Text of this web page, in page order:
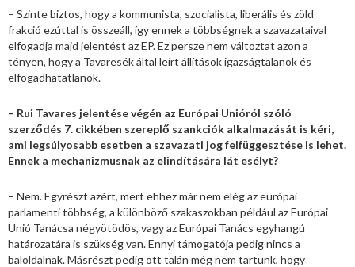
– Szinte biztos, hogy a kommunista, szocialista, liberális és zöld
frakció ezúttal is összeáll, így ennek a többségnek a szavazataival
elfogadja majd jelentést az EP. Ez persze nem változtat azon a
tényen, hogy a Tavaresék által leírt állítások igazságtalanok és
elfogadhatatlanok.
– Rui Tavares jelentése végén az Európai Unióról szóló
szerződés 7. cikkében szereplő szankciók alkalmazását is kéri,
ami legsúlyosabb esetben a szavazati jog felfüggesztése is lehet.
Ennek a mechanizmusnak az elindítására lát esélyt?
– Nem. Egyrészt azért, mert ehhez már nem elég az európai
parlamenti többség, a különböző szakaszokban például az Európai
Unió Tanácsa négyötödös, vagy az Európai Tanács egyhangú
határozatára is szükség van. Ennyi támogatója pedig nincs a
baloldalnak. Másrészt pedig ott talán még nem tartunk, hogy